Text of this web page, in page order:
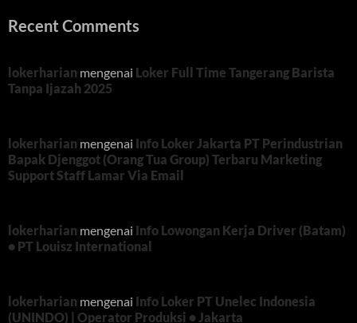
Recent Comments
lokerharian mengenai Loker Full Time Tangerang Barista
Tanpa Ijazah 2025
lokerharian mengenai Info Loker Jakarta PT Perindustrian
Bapak Djenggot (Orang Tua Group) Terbaru Marketing
Support Staff Lamar Via Email
lokerharian mengenai Info Lowongan Kerja Driver (Batam)
• PT Louisz International
lokerharian mengenai Info Loker PT Unelec Indonesia
(UNINDO) | Operator Produksi • Jakarta